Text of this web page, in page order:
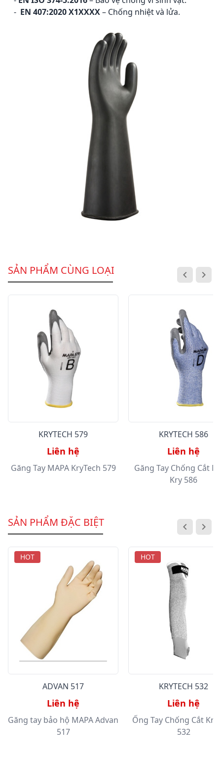
- EN 407:2020 X1XXXX– Chống nhiệt và lửa.
SẢN PHẨM CÙNG LOẠI
KRYTECH 579
Liên hệ
Găng Tay MAPA KryTech 579
KRYTECH 586
Liên hệ
Găng Tay Chống Cắt
Kry 586
SẢN PHẨM ĐẶC BIỆT
HOT
ADVAN 517
Liên hệ
Găng tay bảo hộ MAPA Advan
517
HOT
KRYTECH 532
Liên hệ
Ống Tay Chống Cắt
532